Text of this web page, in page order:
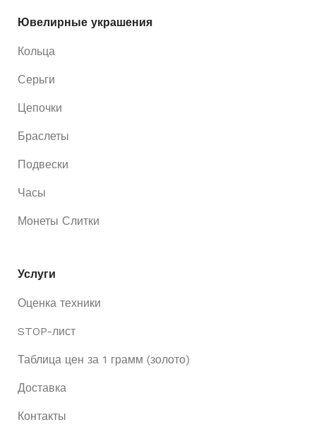
Ювелирные украшения
Кольца
Серьги
Цепочки
Браслеты
Подвески
Часы
Монеты Слитки
Услуги
Оценка техники
STOP-лист
Таблица цен за 1 грамм (золото)
Доставка
Контакты